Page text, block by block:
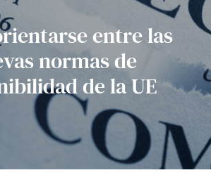
entre las
normas de
de la UE